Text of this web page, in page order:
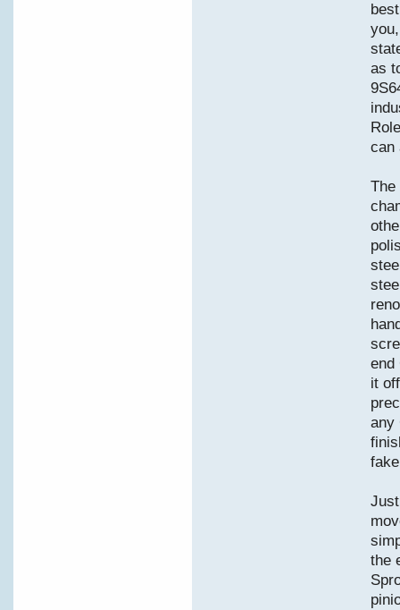
as
can
The
end
it
any
the